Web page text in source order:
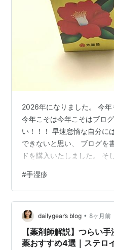
2026年になりました。 今年
今年こそは今年こそはブロ
い！！！ 早速怠惰な自分に
できないと思い、 ブログを
ドを購入いたしました。 そ
す。 これで完璧じゃないで
は、題名の通り 私の手湿疹
話です。 とにかく今まで手
色々なことを試してきまし
・とにかく保湿、ワセリン
薬局の薬見たいなやつ ・…
#手湿疹
dailygear’s blog • 8ヶ月前
【薬剤師解説】つらい
薬おすすめ4選｜ステロ